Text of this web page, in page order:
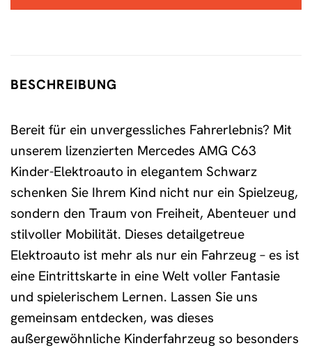
BESCHREIBUNG
Bereit für ein unvergessliches Fahrerlebnis? Mit
unserem lizenzierten Mercedes AMG C63
Kinder-Elektroauto in elegantem Schwarz
schenken Sie Ihrem Kind nicht nur ein Spielzeug,
sondern den Traum von Freiheit, Abenteuer und
stilvoller Mobilität. Dieses detailgetreue
Elektroauto ist mehr als nur ein Fahrzeug – es ist
eine Eintrittskarte in eine Welt voller Fantasie
und spielerischem Lernen. Lassen Sie uns
gemeinsam entdecken, was dieses
außergewöhnliche Kinderfahrzeug so besonders